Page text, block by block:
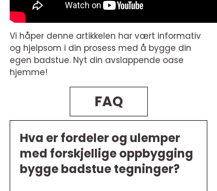
Vi håper denne artikkelen har vært informativ
og hjelpsom i din prosess med å bygge din
egen badstue. Nyt din avslappende oase
hjemme!
FAQ
Hva er fordeler og ulemper
med forskjellige oppbygging
bygge badstue tegninger?